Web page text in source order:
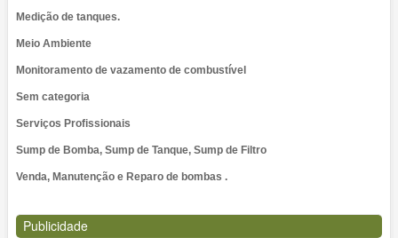
Medição de tanques.
Meio Ambiente
Monitoramento de vazamento de combustível
Sem categoria
Serviços Profissionais
Sump de Bomba, Sump de Tanque, Sump de Filtro
Venda, Manutenção e Reparo de bombas .
Publicidade